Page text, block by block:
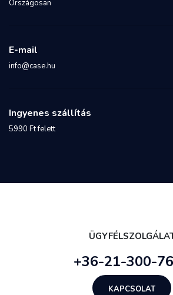
Országosan
E-mail
info@case.hu
Ingyenes szállítás
5990 Ft felett
+36-21-300-
KAPCSOLAT